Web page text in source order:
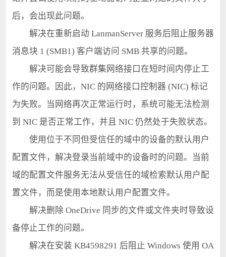
后，会出现此问题。
解决在重新启动 LanmanServer 服务后阻止服务器
消息块 1 (SMB1) 客户端访问 SMB 共享的问题。
解决可能会导致群集网络接口在短时间内停止工
作的问题。因此，NIC 的网络接口控制器 (NIC) 标记
为失败。当网络再次正常运行时，系统可能无法检测
到 NIC 是否正常工作，并且 NIC 仍然处于失败状态。
使用位于不同但受信任的域中的设备的默认用户
配置文件，解决登录当前域中的设备时的问题。当前
域的配置文件服务无法从受信任的域检索默认用户配
置文件，而是使用本地默认用户配置文件。
解决删除 OneDrive 同步的文件或文件夹时导致设
备停止工作的问题。
解决在安装 KB4598291 后阻止 Windows 使用 OA